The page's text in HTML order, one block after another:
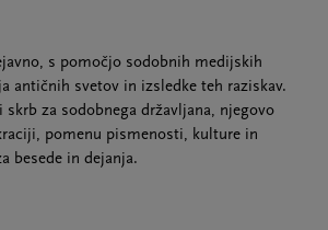
s pomočjo sodobnih medijskih
antičnih svetov in izsledke teh raziskav.
za sodobnega državljana, njegovo
pomenu pismenosti, kulture in
besede in dejanja.